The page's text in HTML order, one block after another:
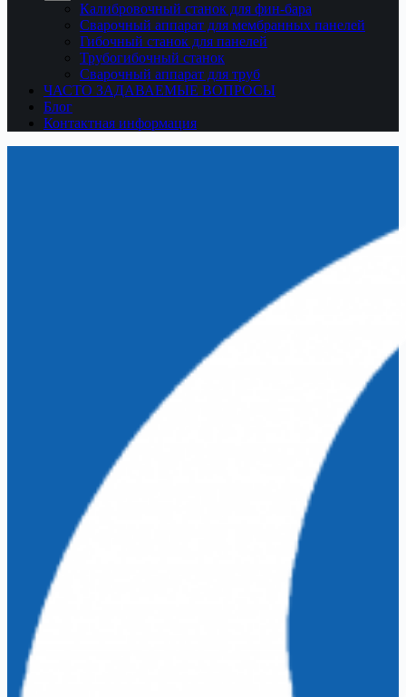
Калибровочный станок для фин-бара
Сварочный аппарат для мембранных панелей
Гибочный станок для панелей
Трубогибочный станок
Сварочный аппарат для труб
ЧАСТО ЗАДАВАЕМЫЕ ВОПРОСЫ
Блог
Контактная информация